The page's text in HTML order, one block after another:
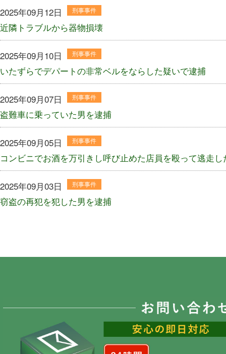
2025年09月12日 刑事事件
近隣トラブルから器物損壊
2025年09月10日 刑事事件
いたずらでデパートの非常ベルをならした疑いで逮捕
2025年09月07日 刑事事件
盗難車に乗っていた男を逮捕
2025年09月05日 刑事事件
コンビニでお酒を万引きし呼び止めた店員を殴って逃走
2025年09月03日 刑事事件
窃盗の再犯を犯した男を逮捕